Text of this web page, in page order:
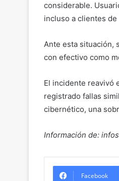
considerable.
incluso a clientes
Ante esta situación,
con efectivo como
El incidente reavivó
registrado fallas
cibernético, una
Información de:
Facebook